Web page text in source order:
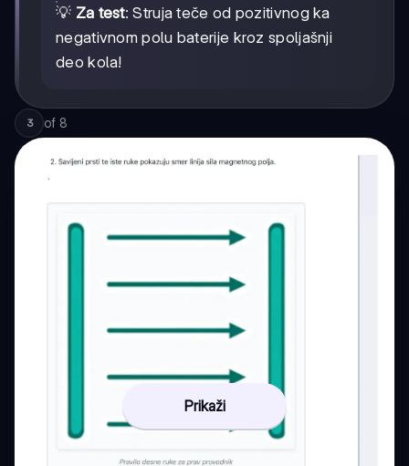
💡 Za test: Struja teče od pozitivnog ka
negativnom polu baterije kroz spoljašnji
deo kola!
3 of 8
Prikaži